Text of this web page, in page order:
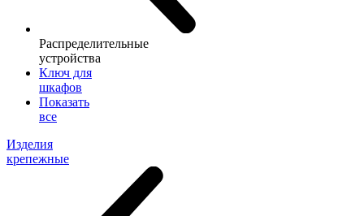
Распределительные
устройства
Ключ для
шкафов
Показать
все
Изделия
крепежные